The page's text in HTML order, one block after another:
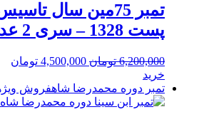
تمبر 75مین سال
پست 1328 – سری 2 عدد
6,200,000 تومان قیمت
6,200,000 تومان
بود.
4,500,000 تومان
خرید
تمبر دوره محمدرضا شاهفروش